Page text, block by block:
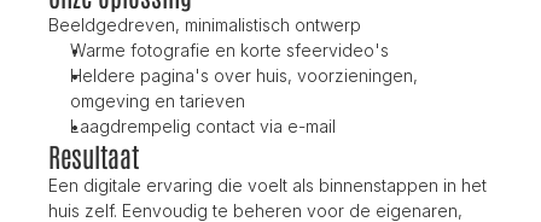
Beeldgedreven, minimalistisch ontwerp
Warme fotografie en korte sfeervideo's
Heldere pagina's over huis, voorzieningen,
omgeving en tarieven
Laagdrempelig contact via e-mail
Resultaat
Een digitale ervaring die voelt als binnenstappen in het
huis zelf. Eenvoudig te beheren voor de eigenaren,